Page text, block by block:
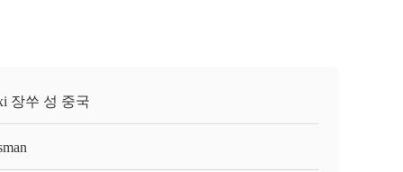
장쑤 성 중국